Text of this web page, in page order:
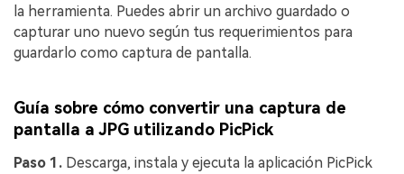
la herramienta. Puedes abrir un archivo guardado o
capturar uno nuevo según tus requerimientos para
guardarlo como captura de pantalla.
Guía sobre cómo convertir una captura de
pantalla a JPG utilizando PicPick
Paso 1. Descarga, instala y ejecuta la aplicación PicPick